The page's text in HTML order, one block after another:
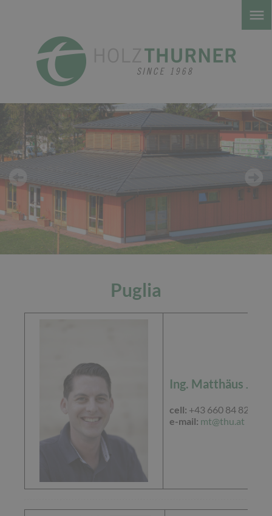
Puglia
Ing. Matthäus J.
cell: +43 660 84 82 815
e-mail: mt@thu.at